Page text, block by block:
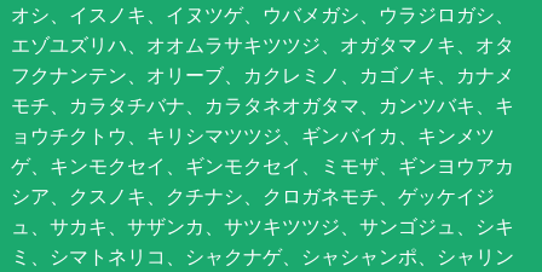
オシ、イスノキ、イヌツゲ、ウバメガシ、ウラジロガシ、
エゾユズリハ、オオムラサキツツジ、オガタマノキ、オタ
フクナンテン、オリーブ、カクレミノ、カゴノキ、カナメ
モチ、カラタチバナ、カラタネオガタマ、カンツバキ、キ
ョウチクトウ、キリシマツツジ、ギンバイカ、キンメツ
ゲ、キンモクセイ、ギンモクセイ、ミモザ、ギンヨウアカ
シア、クスノキ、クチナシ、クロガネモチ、ゲッケイジ
ュ、サカキ、サザンカ、サツキツツジ、サンゴジュ、シキ
ミ、シマトネリコ、シャクナゲ、シャシャンポ、シャリン